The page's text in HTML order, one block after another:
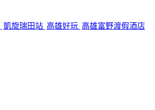
凱旋瑞田站 高雄好玩 高雄富野渡假酒店